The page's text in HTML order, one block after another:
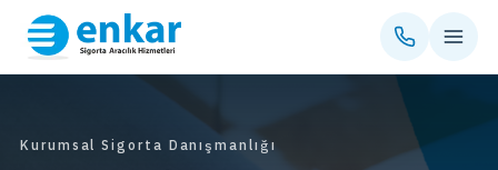
Kurumsal Sigorta Danışmanlığı